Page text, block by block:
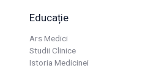
Educație
Ars Medici
Studii Clinice
Istoria Medicinei